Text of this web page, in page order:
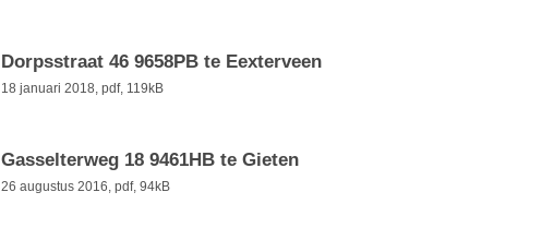
Dorpsstraat 46 9658PB te Eexterveen
18 januari 2018, pdf, 119kB
Gasselterweg 18 9461HB te Gieten
26 augustus 2016, pdf, 94kB